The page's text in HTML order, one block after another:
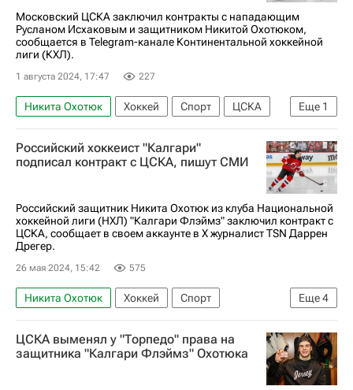
Московский ЦСКА заключил контракты с нападающим
Русланом Исхаковым и защитником Никитой Охотюком,
сообщается в Telegram-канале Континентальной хоккейной
лиги (КХЛ).
1 августа 2024, 17:47 227
Еще 1
Никита Охотюк Хоккей Спорт
ЦСКА
Россия
Российский хоккеист "Калгари"
подписал контракт с ЦСКА, пишут СМИ
Российский защитник Никита Охотюк из клуба Национальной
хоккейной лиги (НХЛ) "Калгари Флэймз" заключил контракт с
ЦСКА, сообщает в своем аккаунте в X журналист TSN Даррен
Дрегер.
26 мая 2024, 15:42 575
Еще4
Никита Охотюк Хоккей
Спорт
Иван Федотов
Калгари Флэймз
ЦСКА
Нью-Джерси Девилз
ЦСКА выменял у "Торпедо" права на
защитника "Калгари Флэймз" Охотюка